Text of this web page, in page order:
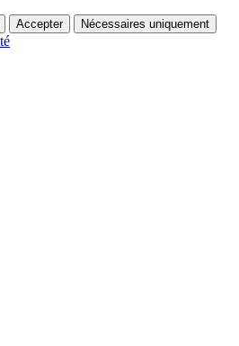
Accepter Nécessaires uniquement